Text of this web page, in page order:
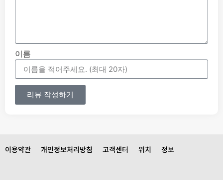
이름
리뷰 작성하기
이용약관 개인정보처리방침 고객센터 위치 정보